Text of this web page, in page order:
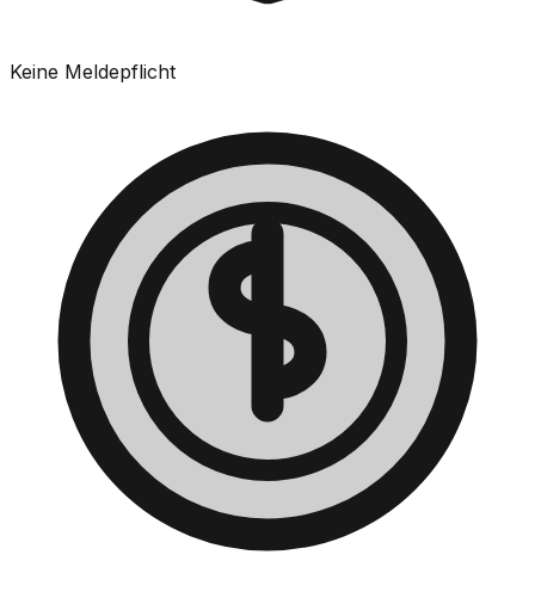
Keine Meldepflicht